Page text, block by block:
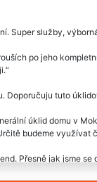
Super služby,
po jeho
Doporučuju tuto
úklid domu v
budeme využívat
Přesně jak jsme